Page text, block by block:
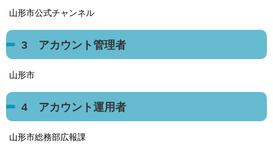
山形市公式チャンネル
3 アカウント管理者
山形市
4 アカウント運用者
山形市総務部広報課